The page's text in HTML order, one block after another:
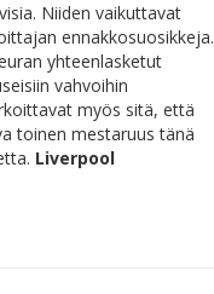
Niiden vaikuttavat
ennakkosuosikkeja.
yhteenlasketut
vahvoihin
myös sitä, että
toinen mestaruus tänä
Liverpool